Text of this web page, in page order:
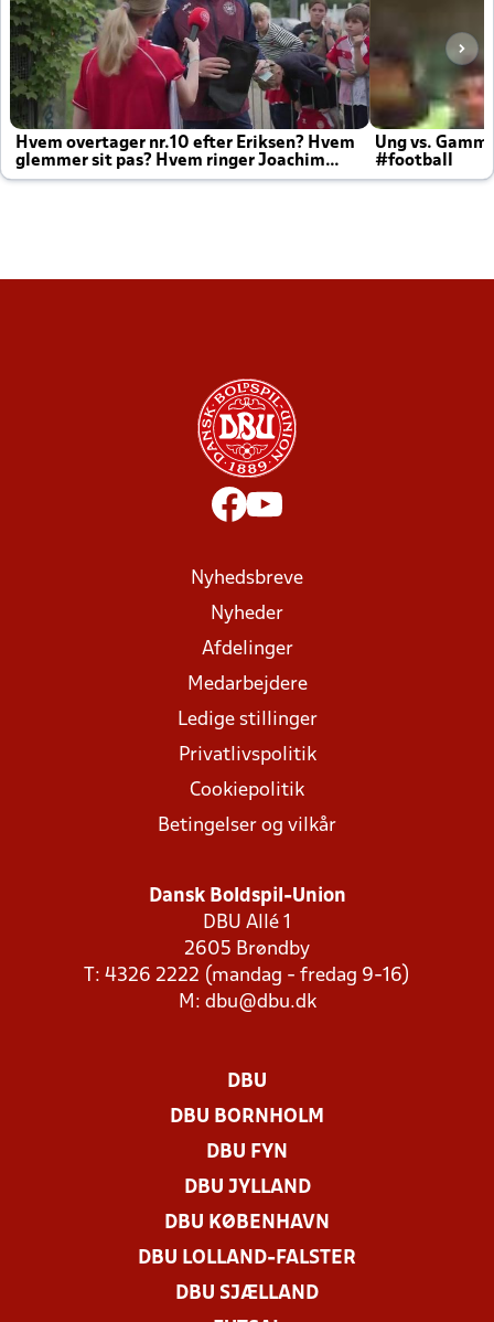
Hvem overtager nr.10 efter Eriksen? Hvem
glemmer sit pas? Hvem ringer Joachim
altid til efter kampe?
Ung vs.
#football
Nyhedsbreve
Nyheder
Afdelinger
Medarbejdere
Ledige stillinger
Privatlivspolitik
Cookiepolitik
Betingelser og vilkår
Dansk Boldspil-Union
DBU Allé 1
2605 Brøndby
T: 4326 2222 (mandag - fredag 9-16)
M: dbu@dbu.dk
DBU
DBU BORNHOLM
DBU FYN
DBU JYLLAND
DBU KØBENHAVN
DBU LOLLAND-FALSTER
DBU SJÆLLAND